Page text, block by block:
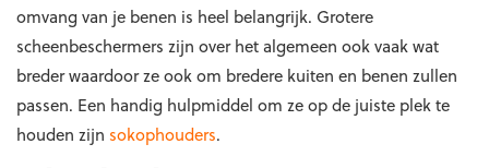
omvang van je benen is heel belangrijk. Grotere
scheenbeschermers zijn over het algemeen ook vaak wat
breder waardoor ze ook om bredere kuiten en benen zullen
passen. Een handig hulpmiddel om ze op de juiste plek te
houden zijn sokophouders.